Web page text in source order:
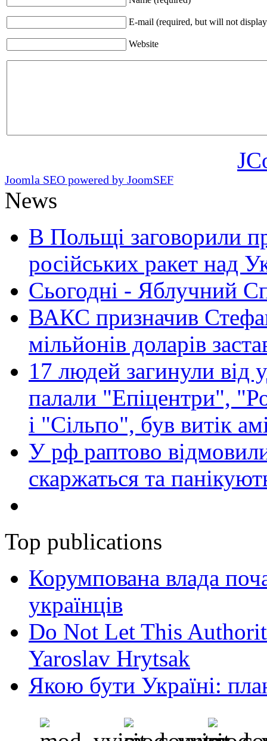
E-mail (required, but will not
Website
Joomla SEO powered by JoomSEF
News
В Польщі заговорили
російських ракет над
Сьогодні - Яблучний
ВАКС призначив
мільйонів доларів
17 людей загинули від
палали "Епіцентри",
і "Сільпо", був витік
У рф раптово
скаржаться та
Top publications
Корумпована влада
українців
Do Not Let This
Yaroslav Hrytsak
Якою бути Україні: